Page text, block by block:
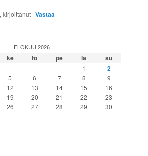
, kirjoittanut |Vastaa
ELOKUU 2026
ke to pe la su
1 2
5 6 7 8
9
12 13 14 15
16
19 20 21 22
23
26 27 28 29
30